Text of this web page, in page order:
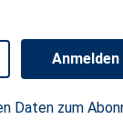
Anmelden
Daten zum